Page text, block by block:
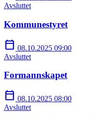
Avsluttet
Kommunestyret
calendar_today 08.10.2025 09:00
Avsluttet
Formannskapet
calendar_today 08.10.2025 08:00
Avsluttet